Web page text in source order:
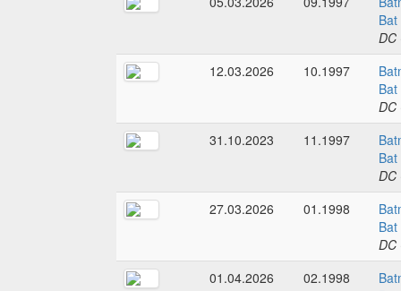
DC
12.03.2026
10.1997
DC
31.10.2023
11.1997
DC
27.03.2026
01.1998
DC
01.04.2026
02.1998